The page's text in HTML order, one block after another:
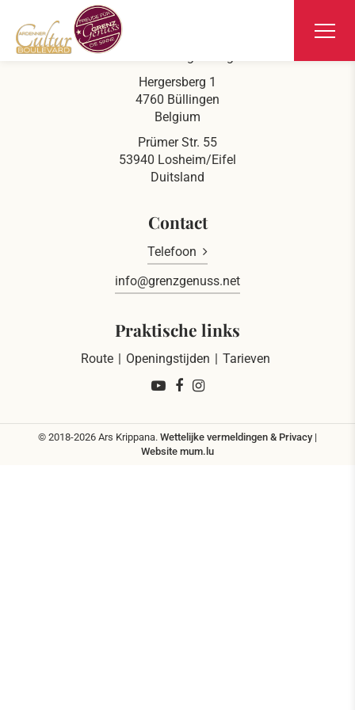
Aan de Duits-Belgische grens
Hergersberg 1
4760 Büllingen
Belgium
Prümer Str. 55
53940 Losheim/Eifel
Duitsland
Contact
Telefoon
info@grenzgenuss.net
Praktische links
Route Openingstijden Tarieven
© 2018-2026 Ars Krippana. Wettelijke vermeldingen & Privacy |
Website mum.lu